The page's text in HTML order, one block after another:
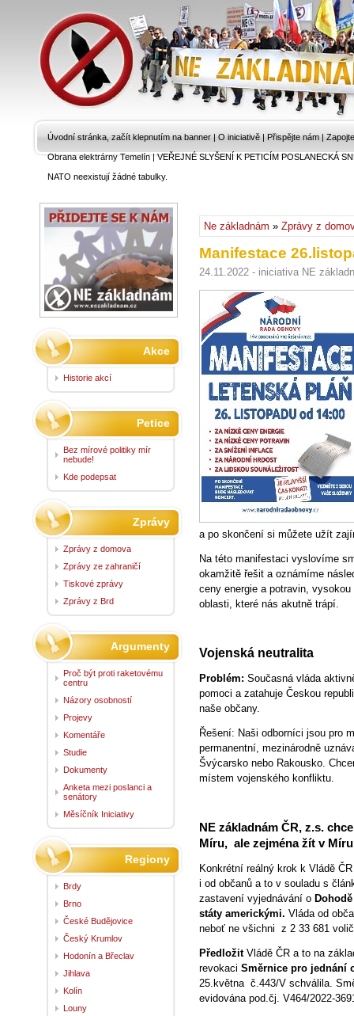
Úvodní stránka, začít klepnutím na banner | O iniciativě | Přispějte nám |
Obrana elektrárny Temelín|VEŘEJNÉ SLYŠENÍ K PETICÍM POSLANECKÁ
NATO neexistují žádné tabulky.
Ne základnám » Zprávy z
Manifestace
24.11.2022 - iniciativa NE
a po skončení si můžete užít
Na této manifestaci vyslovíme
okamžitě řešit a oznámíme
ceny energie a potravin,
oblasti, které nás akutně trápí.
Vojenská neutralita
Problém: Současná vláda
pomoci a zatahuje Českou
naše občany.
Řešení: Naši odborníci jsou pro
permanentní, mezinárodně
Švýcarsko nebo Rakousko.
místem vojenského konfliktu.
NE základnám ČR, z.s.
Míru, ale zejména žít v
Konkrétní reálný krok k Vládě
i od občanů a to v souladu s
zastavení vyjednávání o
státy americkými. Vláda od
neboť ne všichni z 2 33 681
Předložit Vládě ČR a to na
revokaci Směrnice pro jednání
25.května č.443/V schválila.
evidována pod.čj. V464/2022-
Akce
Historie akcí
Petice
Bez mírové politiky mír
nebude!
Kde podepsat
Zprávy
Zprávy z domova
Zprávy ze zahraničí
Tiskové zprávy
Zprávy z Brd
Argumenty
Proč být proti raketovému
centru
Názory osobností
Projevy
Komentáře
Studie
Dokumenty
Anketa mezi poslanci a
senátory
Měsíčník Iniciativy
Regiony
Brdy
Brno
České Budějovice
Český Krumlov
Hodonín a Břeclav
Jihlava
Kolín
Louny